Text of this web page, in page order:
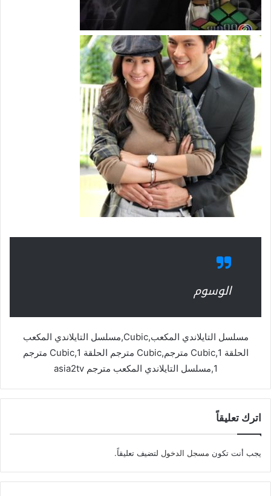
الوسوم
مسلسل التايلاندي المكعب,Cubic,مسلسل التايلاندي المكعب
الحلقة 1,Cubic مترجم,Cubic مترجم الحلقة 1,Cubic مترجم
1,مسلسل التايلاندي المكعب مترجم asia2tv
اترك تعليقاً
يجب أنت تكون مسجل الدخول لتضيف تعليقاً.